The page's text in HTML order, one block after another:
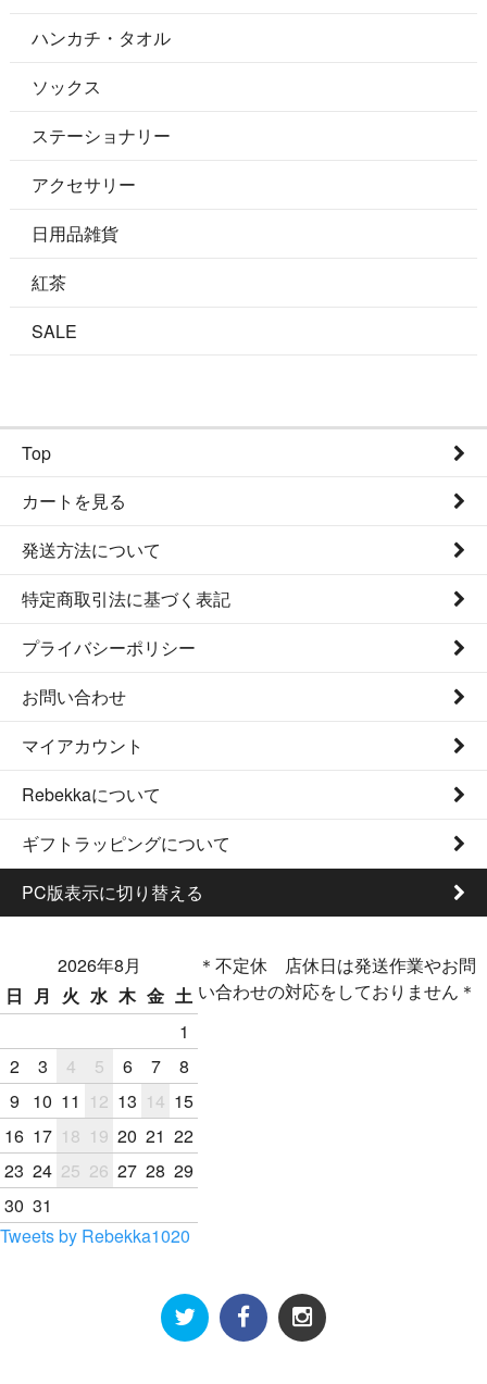
ハンカチ・タオル
ソックス
ステーショナリー
アクセサリー
日用品雑貨
紅茶
SALE
Top
カートを見る
発送方法について
特定商取引法に基づく表記
プライバシーポリシー
お問い合わせ
マイアカウント
Rebekkaについて
ギフトラッピングについて
PC版表示に切り替える
2026年8月
日
月 火 水 木 金 土
1
2
3 4 5 6 7
8
9
10 11 12 13 14 15
16 17 18 19 20 21 22
23 24 25 26 27 28 29
30 31
＊不定休 店休日は発送作業やお問
い合わせの対応をしておりません＊
Tweets by Rebekka1020